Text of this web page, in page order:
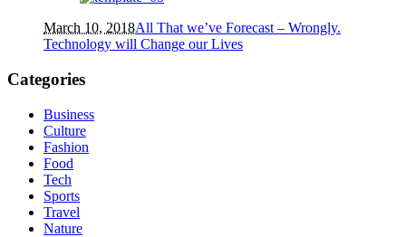
March 10, 2018All That we’ve Forecast – Wrongly.
Technology will Change our Lives
Categories
Business
Culture
Fashion
Food
Tech
Sports
Travel
Nature